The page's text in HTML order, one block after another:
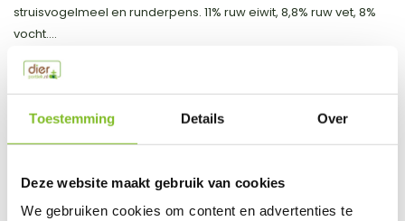
Toestemming Details Over
Deze website maakt gebruik van cookies
We gebruiken cookies om content en advertenties te
struisvogelmeel en runderpens. 11% ruw eiwit, 8,8% ruw vet, 8%
vocht....
Toon meer
Productspecificaties
Vergelijk Delen